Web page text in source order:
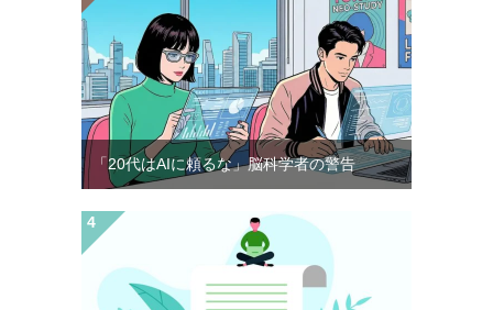
「20代はAIに頼るな」脳科学者の警告